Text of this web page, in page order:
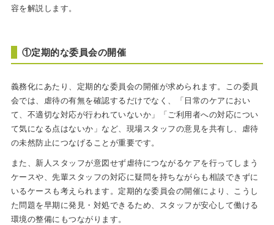
容を解説します。
①定期的な委員会の開催
義務化にあたり、定期的な委員会の開催が求められます。この委員
会では、虐待の有無を確認するだけでなく、「日常のケアにおい
て、不適切な対応が行われていないか」「ご利用者への対応につい
て気になる点はないか」など、現場スタッフの意見を共有し、虐待
の未然防止につなげることが重要です。
また、新人スタッフが意図せず虐待につながるケアを行ってしまう
ケースや、先輩スタッフの対応に疑問を持ちながらも相談できずに
いるケースも考えられます。定期的な委員会の開催により、こうし
た問題を早期に発見・対処できるため、スタッフが安心して働ける
環境の整備にもつながります。